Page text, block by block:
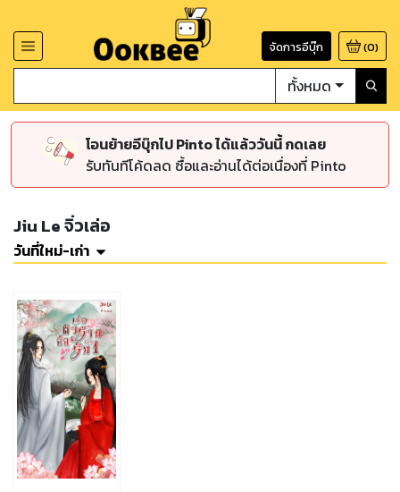
จัดการอีบุ๊ก (0)
ทั้งหมด
โอนย้ายอีบุ๊กไป Pinto ได้แล้ววันนี้ กดเลย
รับทันทีโค้ดลด ซื้อและอ่านได้ต่อเนื่องที่ Pinto
Jiu Le จิ่วเล่อ
วันที่ใหม่-เก่า